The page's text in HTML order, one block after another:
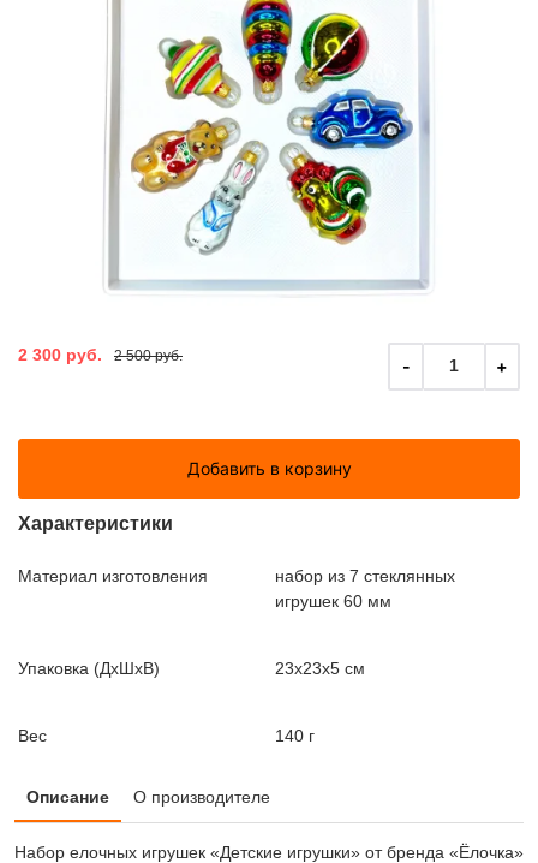
2 300 руб. 2 500 руб. - 1 +
Добавить в корзину
Характеристики
Материал изготовления
набор из 7 стеклянных
игрушек 60 мм
Упаковка (ДxШxВ) 23x23x5 см
Вес 140 г
Описание О производителе
Набор елочных игрушек «Детские игрушки» от бренда «Ёлочка»